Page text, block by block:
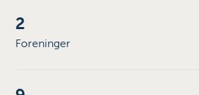
2
Foreninger